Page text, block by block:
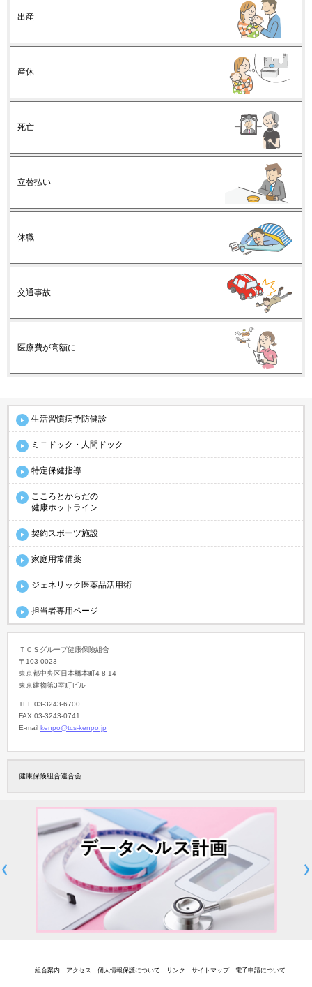
出産
産休
死亡
立替払い
休職
交通事故
医療費が高額に
生活習慣病予防健診
ミニドック・人間ドック
特定保健指導
こころとからだの
健康ホットライン
契約スポーツ施設
家庭用常備薬
ジェネリック医薬品活用術
担当者専用ページ
ＴＣＳグループ健康保険組合
〒103-0023
東京都中央区日本橋本町4-8-14
東京建物第3室町ビル
TEL 03-3243-6700
FAX 03-3243-0741
E-mail kenpo@tcs-kenpo.jp
健康保険組合連合会
組合案内 アクセス 個人情報保護について リンク サイトマップ 電子申請について